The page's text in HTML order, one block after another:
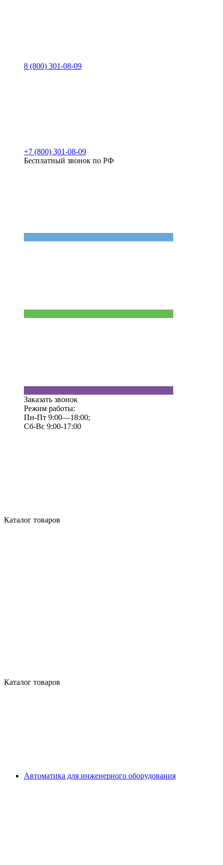
8 (800) 301-08-09
+7 (800) 301-08-09
Бесплатный звонок по РФ
Заказать звонок
Режим работы:
Пн-Пт 9:00—18:00;
Сб-Вс 9:00-17:00
Каталог товаров
Каталог товаров
Автоматика для инженерного оборудования